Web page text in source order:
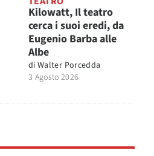
Kilowatt, Il teatro
cerca i suoi eredi, da
Eugenio Barba alle
Albe
di Walter Porcedda
3 Agosto 2026